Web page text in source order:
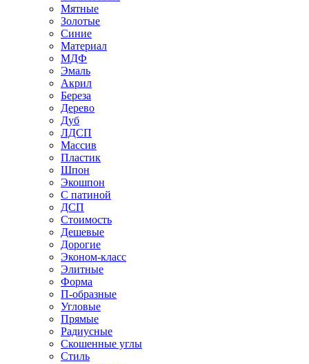
Мятные
Золотые
Синие
Материал
МДФ
Эмаль
Акрил
Береза
Дерево
Дуб
ЛДСП
Массив
Пластик
Шпон
Экошпон
С патиной
ДСП
Стоимость
Дешевые
Дорогие
Эконом-класс
Элитные
Форма
П-образные
Угловые
Прямые
Радиусные
Скошенные углы
Стиль